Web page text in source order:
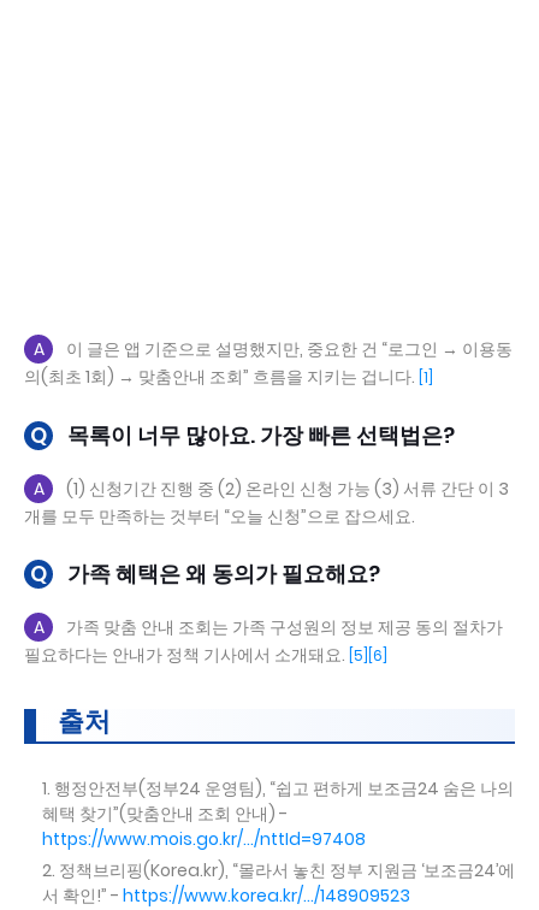
A
이 글은 앱 기준으로 설명했지만, 중요한 건 “로그인 → 이용동
의(최초 1회) → 맞춤안내 조회” 흐름을 지키는 겁니다. [1]
Q 목록이 너무 많아요. 가장 빠른 선택법은?
A
(1) 신청기간 진행 중 (2) 온라인 신청 가능 (3) 서류 간단 이 3
개를 모두 만족하는 것부터 “오늘 신청”으로 잡으세요.
Q 가족 혜택은 왜 동의가 필요해요?
A
가족 맞춤 안내 조회는 가족 구성원의 정보 제공 동의 절차가
필요하다는 안내가 정책 기사에서 소개돼요. [5] [6]
출처
행정안전부(정부24 운영팀), “쉽고 편하게 보조금24 숨은 나의
혜택 찾기”(맞춤안내 조회 안내) -
https://www.mois.go.kr/.../nttId=97408
정책브리핑(Korea.kr), “몰라서 놓친 정부 지원금 ‘보조금24’에
서 확인!” - https://www.korea.kr/.../148909523